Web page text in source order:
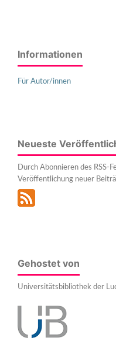
Informationen
Für Autor/innen
Neueste
Durch Abonnieren des RSS-
Veröffentlichung neuer
Gehostet von
Universitätsbibliothek der